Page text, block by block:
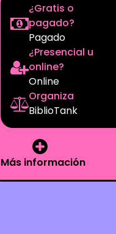
¿Gratis o
pagado?
Pagado
¿Presencial u
online?
Online
Organiza
BiblioTank
Más información